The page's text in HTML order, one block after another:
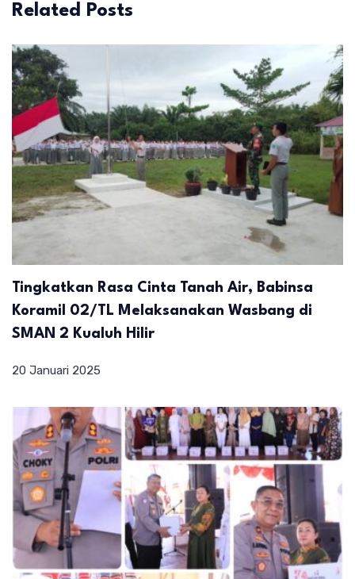
Related Posts
Tingkatkan Rasa Cinta Tanah Air, Babinsa
Koramil 02/TL Melaksanakan Wasbang di
SMAN 2 Kualuh Hilir
20 Januari 2025